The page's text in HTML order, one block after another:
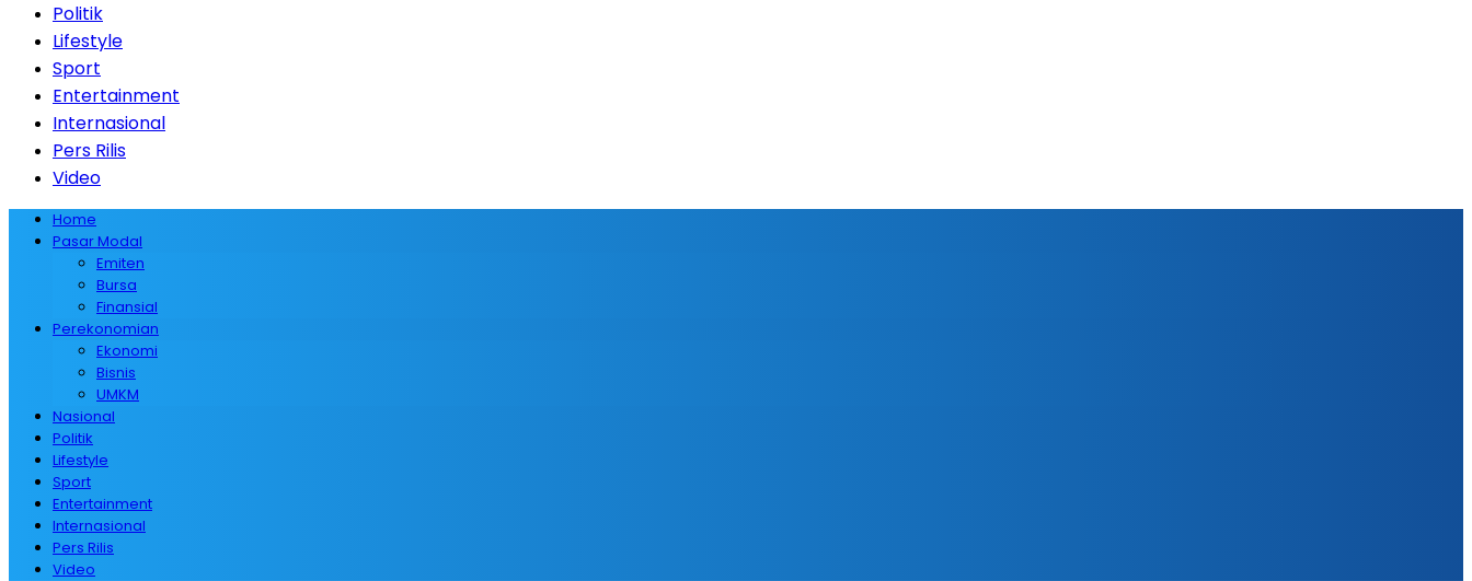
Politik
Lifestyle
Sport
Entertainment
Internasional
Pers Rilis
Video
Home
Pasar Modal
Emiten
Bursa
Finansial
Perekonomian
Ekonomi
Bisnis
UMKM
Nasional
Politik
Lifestyle
Sport
Entertainment
Internasional
Pers Rilis
Video